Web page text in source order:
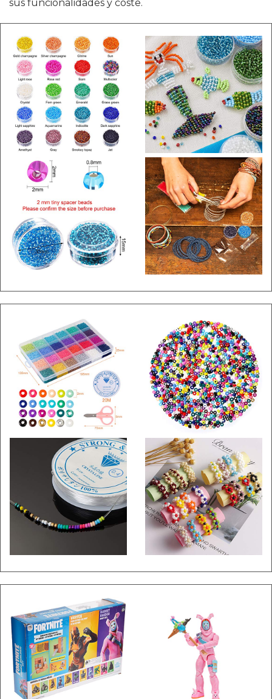
sus funcionalidades y coste.